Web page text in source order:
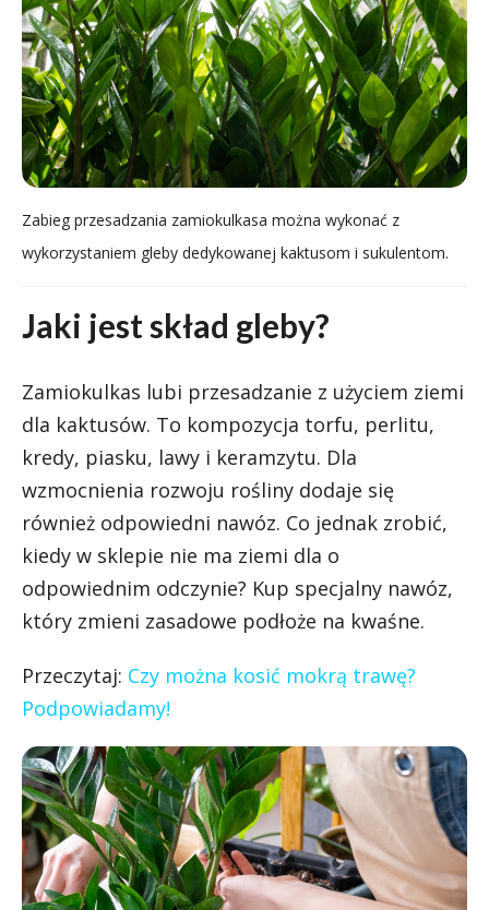
Zabieg przesadzania zamiokulkasa można wykonać z
wykorzystaniem gleby dedykowanej kaktusom i sukulentom.
Jaki jest skład gleby?
Zamiokulkas lubi przesadzanie z użyciem ziemi
dla kaktusów. To kompozycja torfu, perlitu,
kredy, piasku, lawy i keramzytu. Dla
wzmocnienia rozwoju rośliny dodaje się
również odpowiedni nawóz. Co jednak zrobić,
kiedy w sklepie nie ma ziemi dla o
odpowiednim odczynie? Kup specjalny nawóz,
który zmieni zasadowe podłoże na kwaśne.
Przeczytaj: Czy można kosić mokrą trawę?
Podpowiadamy!